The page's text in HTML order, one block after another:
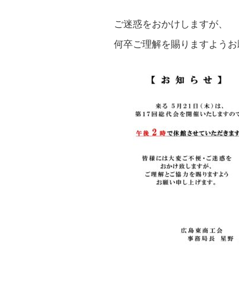
ご迷惑をおかけしますが、
何卒ご理解を賜りますようお